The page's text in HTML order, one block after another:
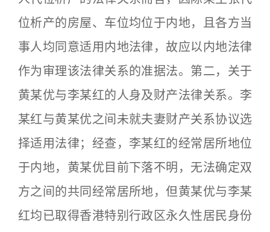
位析产的房屋、车位均位于内地，且各方当
事人均同意适用内地法律，故应以内地法律
作为审理该法律关系的准据法。第二，关于
黄某优与李某红的人身及财产法律关系。李
某红与黄某优之间未就夫妻财产关系协议选
择适用法律；经查，李某红的经常居所地位
于内地，黄某优目前下落不明，无法确定双
方之间的共同经常居所地，但黄某优与李某
红均已取得香港特别行政区永久性居民身份